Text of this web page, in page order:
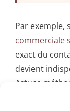
Par exemple,
commerciale
exact du
devient
Astuce
champ,